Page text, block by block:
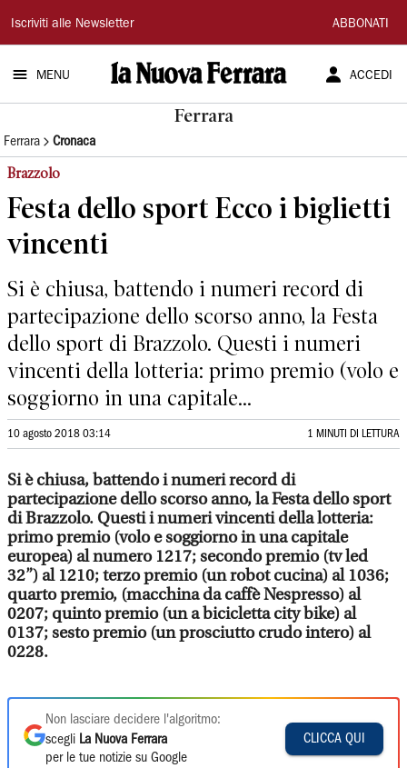
La
Nuova
Ferrara
Iscriviti alle Newsletter ABBONATI
MENU ACCEDI
Ferrara
Ferrara Cronaca
Brazzolo
Festa dello sport Ecco i biglietti
vincenti
Si è chiusa, battendo i numeri record di
partecipazione dello scorso anno, la Festa
dello sport di Brazzolo. Questi i numeri
vincenti della lotteria: primo premio (volo e
soggiorno in una capitale...
10 agosto 2018 03:14 1 MINUTI DI LETTURA
Si è chiusa, battendo i numeri record di
partecipazione dello scorso anno, la Festa dello sport
di Brazzolo. Questi i numeri vincenti della lotteria:
primo premio (volo e soggiorno in una capitale
europea) al numero 1217; secondo premio (tv led
32”) al 1210; terzo premio (un robot cucina) al 1036;
quarto premio, (macchina da caffè Nespresso) al
0207; quinto premio (un a bicicletta city bike) al
0137; sesto premio (un prosciutto crudo intero) al
0228.
Non lasciare decidere l'algoritmo:
scegli La Nuova Ferrara
per le tue notizie su Google
CLICCA QUI